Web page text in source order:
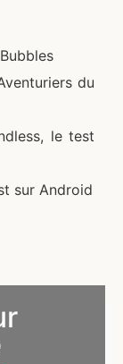
du
le test
sur Android